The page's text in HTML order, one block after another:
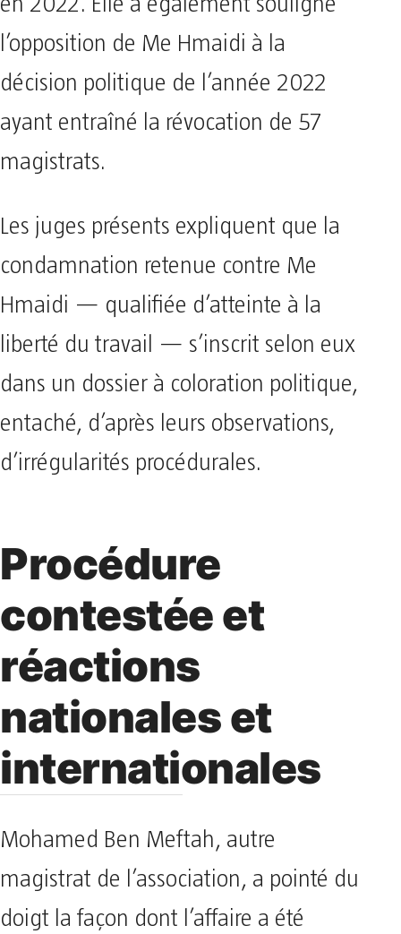
l’opposition de Me Hmaidi à la
décision politique de l’année 2022
ayant entraîné la révocation de 57
magistrats.
Les juges présents expliquent que la
condamnation retenue contre Me
Hmaidi — qualifiée d’atteinte à la
liberté du travail — s’inscrit selon eux
dans un dossier à coloration politique,
entaché, d’après leurs observations,
d’irrégularités procédurales.
Procédure
contestée et
réactions
nationales et
internationales
Mohamed Ben Meftah, autre
magistrat de l’association, a pointé du
doigt la façon dont l’affaire a été